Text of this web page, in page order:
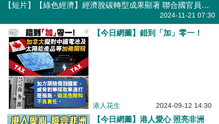
【短片】【綠色經濟】經濟脫碳轉型成果顯著 聯合國官員：中國是綠色經濟引領者
2024-11-21 07:30
【今日網圖】錯到「加」零一！
港人花生 2024-09-12 14:30
【今日網圖】港人愛心 照亮非洲